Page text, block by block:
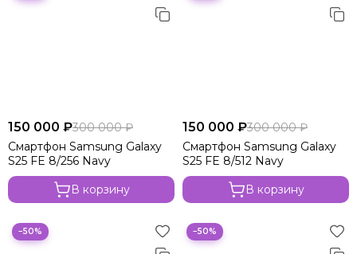
150 000 ₽300 000 ₽
Смартфон Samsung Galaxy
S25 FE 8/256 Navy
В корзину
150 000 ₽300 000 ₽
Смартфон Samsung Galaxy
S25 FE 8/512 Navy
В корзину
−50% −50%